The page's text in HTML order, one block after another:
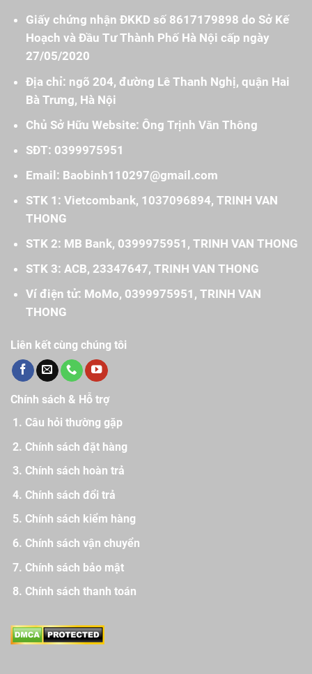
Giấy chứng nhận ĐKKD số 8617179898 do Sở Kế
Hoạch và Đầu Tư Thành Phố Hà Nội cấp ngày
27/05/2020
Địa chỉ: ngõ 204, đường Lê Thanh Nghị, quận Hai
Bà Trưng, Hà Nội
Chủ Sở Hữu Website: Ông Trịnh Văn Thông
SĐT: 0399975951
Email: Baobinh110297@gmail.com
STK 1: Vietcombank, 1037096894, TRINH VAN
THONG
STK 2: MB Bank, 0399975951, TRINH VAN THONG
STK 3: ACB, 23347647, TRINH VAN THONG
Ví điện tử: MoMo, 0399975951, TRINH VAN
THONG
Liên kết cùng chúng tôi
Chính sách & Hỗ trợ
Câu hỏi thường gặp
Chính sách đặt hàng
Chính sách hoàn trả
Chính sách đổi trả
Chính sách kiểm hàng
Chính sách vận chuyển
Chính sách bảo mật
Chính sách thanh toán